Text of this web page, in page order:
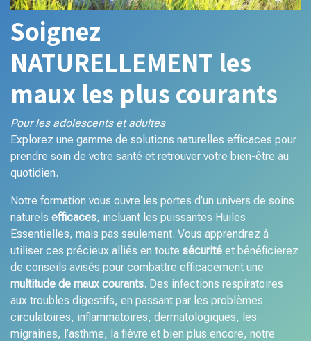
Soignez
NATURELLEMENT les
maux les plus courants
Pour les adolescents et adultes
Explorez une gamme de solutions naturelles efficaces pour
prendre soin de votre santé et retrouver votre bien-être au
quotidien.
Notre formation vous ouvre les portes d’un univers de soins
naturels efficaces, incluant les puissantes Huiles
Essentielles, mais pas seulement. Vous apprendrez à
utiliser ces précieux alliés en toute sécurité et bénéficierez
de conseils avisés pour combattre efficacement une
multitude de maux courants. Des infections respiratoires
aux troubles digestifs, en passant par les problèmes
circulatoires, inflammatoires, dermatologiques, les
migraines, l’asthme, la fièvre et bien plus encore, notre